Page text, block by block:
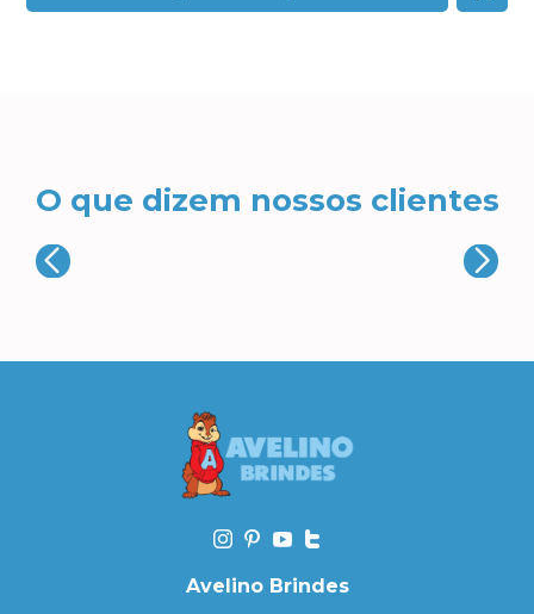
O que dizem nossos clientes
Avelino Brindes